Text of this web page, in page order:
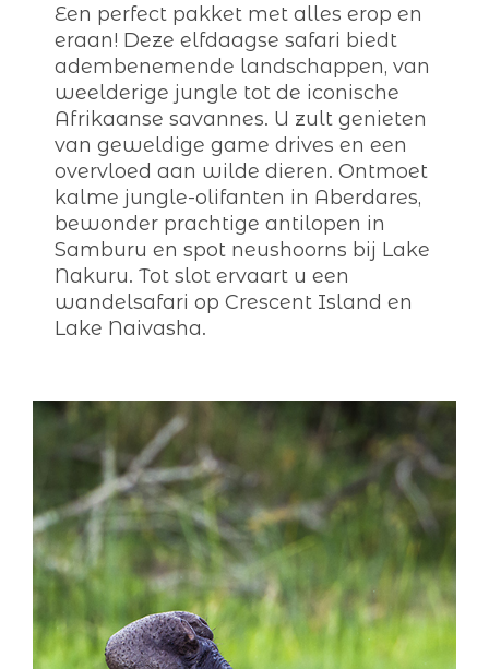
Een perfect pakket met alles erop en
eraan! Deze elfdaagse safari biedt
adembenemende landschappen, van
weelderige jungle tot de iconische
Afrikaanse savannes. U zult genieten
van geweldige game drives en een
overvloed aan wilde dieren. Ontmoet
kalme jungle-olifanten in Aberdares,
bewonder prachtige antilopen in
Samburu en spot neushoorns bij Lake
Nakuru. Tot slot ervaart u een
wandelsafari op Crescent Island en
Lake Naivasha.